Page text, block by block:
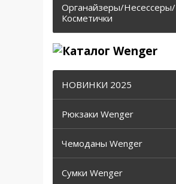
Органайзеры/Несессеры/
Косметички
НОВИНКИ 2025
Рюкзаки Wenger
Чемоданы Wenger
Сумки Wenger